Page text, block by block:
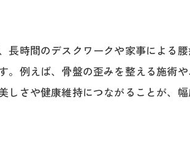
長時間のデスクワークや家事による
。例えば、骨盤の歪みを整える施術や
しさや健康維持につながることが、